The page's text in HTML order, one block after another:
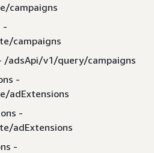
campaigns
-
campaigns
/adsApi/v1/query/campaigns
-
adExtensions
-
adExtensions
-